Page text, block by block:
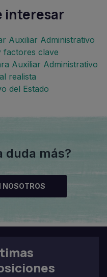
interesar
Auxiliar Administrativo
factores clave
Auxiliar Administrativo
realista
del Estado
duda más?
NOSOTROS